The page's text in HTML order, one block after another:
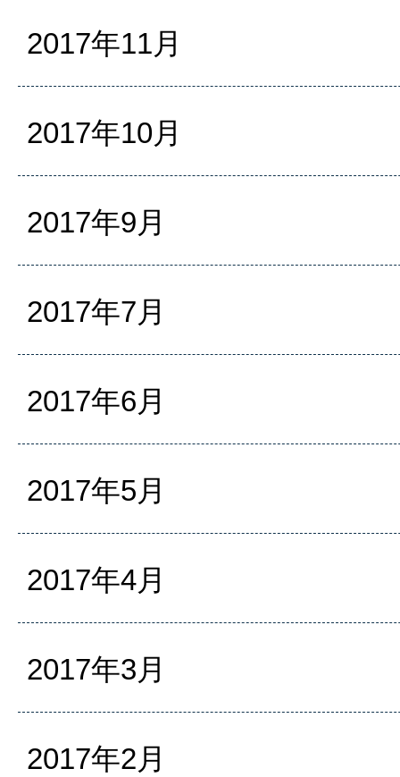
2017年11月
2017年10月
2017年9月
2017年7月
2017年6月
2017年5月
2017年4月
2017年3月
2017年2月